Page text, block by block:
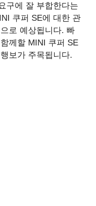
구에 잘 부합한다는
쿠퍼 SE에 대한 관
로 예상됩니다. 빠
께할 MINI 쿠퍼 SE
보가 주목됩니다.